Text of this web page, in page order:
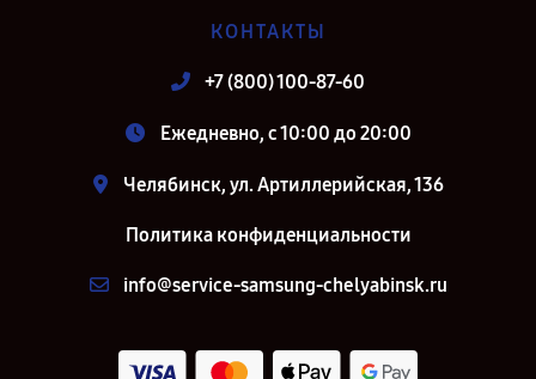
КОНТАКТЫ
+7 (800) 100-87-60
Ежедневно, с 10:00 до 20:00
Челябинск, ул. Артиллерийская, 136
Политика конфиденциальности
info@service-samsung-chelyabinsk.ru